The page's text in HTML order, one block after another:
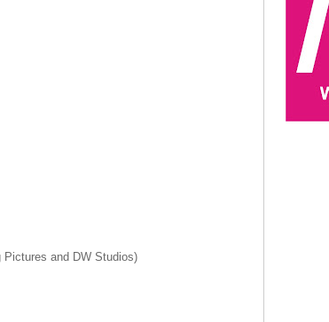
Pictures and DW Studios)